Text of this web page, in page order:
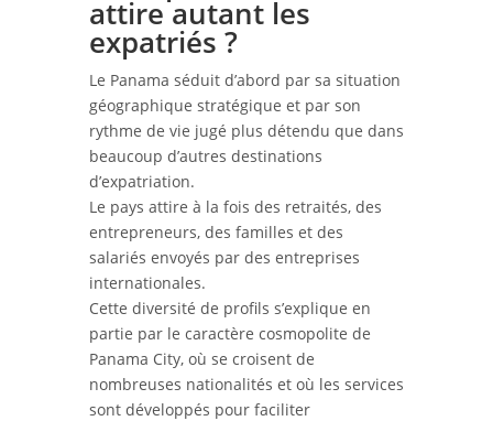
attire autant les
expatriés ?
Le Panama séduit d’abord par sa situation
géographique stratégique et par son
rythme de vie jugé plus détendu que dans
beaucoup d’autres destinations
d’expatriation.
Le pays attire à la fois des retraités, des
entrepreneurs, des familles et des
salariés envoyés par des entreprises
internationales.
Cette diversité de profils s’explique en
partie par le caractère cosmopolite de
Panama City, où se croisent de
nombreuses nationalités et où les services
sont développés pour faciliter